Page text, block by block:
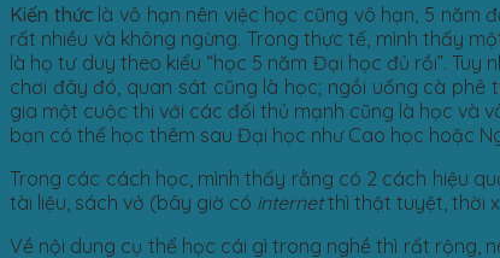
Kiến thức là vô hạn nên việc học cũng vô hạn, 5 năm
rất nhiều và không ngừng. Trong thực tế, mình thấy
là họ tư duy theo kiểu “học 5 năm Đại học đủ rồi”.
chơi đây đó, quan sát cũng là học; ngồi uống cà phê
gia một cuộc thi với các đối thủ mạnh cũng là học và
bạn có thể học thêm sau Đại học như Cao học hoặc
Trong các cách học, mình thấy rằng có 2 cách hiệu
tài liệu, sách vở (bây giờ có internetthì thật tuyệt, thời
Về nội dung cụ thể học cái gì trong nghề thì rất rộng,